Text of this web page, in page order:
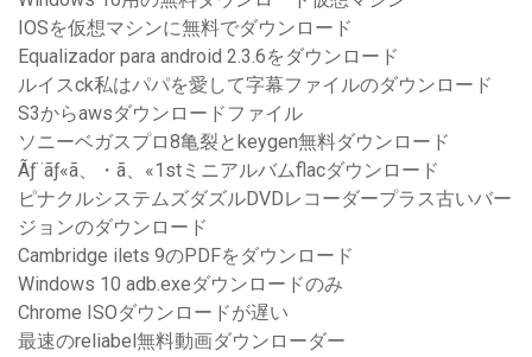
IOSを仮想マシンに無料でダウンロード
Equalizador para android 2.3.6をダウンロード
ルイスck私はパパを愛して字幕ファイルのダウンロード
S3からawsダウンロードファイル
ソニーベガスプロ8亀裂とkeygen無料ダウンロード
Ãƒ¨ãƒ«ã、・ã、«1stミニアルバムflacダウンロード
ピナクルシステムズダズルDVDレコーダープラス古いバー
ジョンのダウンロード
Cambridge ilets 9のPDFをダウンロード
Windows 10 adb.exeダウンロードのみ
Chrome ISOダウンロードが遅い
最速のreliabel無料動画ダウンローダー